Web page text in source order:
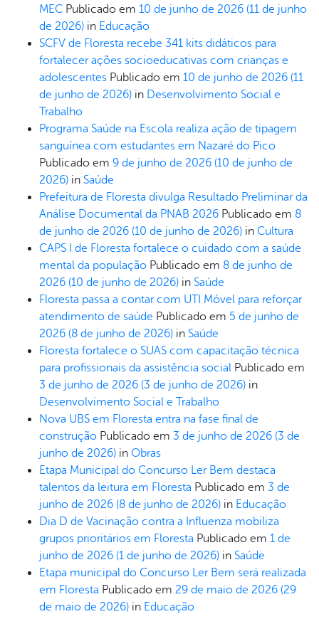
MEC Publicado em 10 de junho de 2026 (11 de junho
de 2026) in Educação
SCFV de Floresta recebe 341 kits didáticos para
fortalecer ações socioeducativas com crianças e
adolescentes Publicado em 10 de junho de 2026 (11
de junho de 2026) in Desenvolvimento Social e
Trabalho
Programa Saúde na Escola realiza ação de tipagem
sanguínea com estudantes em Nazaré do Pico
Publicado em 9 de junho de 2026 (10 de junho de
2026) in Saúde
Prefeitura de Floresta divulga Resultado Preliminar da
Análise Documental da PNAB 2026 Publicado em 8
de junho de 2026 (10 de junho de 2026) in Cultura
CAPS I de Floresta fortalece o cuidado com a saúde
mental da população Publicado em 8 de junho de
2026 (10 de junho de 2026) in Saúde
Floresta passa a contar com UTI Móvel para reforçar
atendimento de saúde Publicado em 5 de junho de
2026 (8 de junho de 2026) in Saúde
Floresta fortalece o SUAS com capacitação técnica
para profissionais da assistência social Publicado em
3 de junho de 2026 (3 de junho de 2026) in
Desenvolvimento Social e Trabalho
Nova UBS em Floresta entra na fase final de
construção Publicado em 3 de junho de 2026 (3 de
junho de 2026) in Obras
Etapa Municipal do Concurso Ler Bem destaca
talentos da leitura em Floresta Publicado em 3 de
junho de 2026 (8 de junho de 2026) in Educação
Dia D de Vacinação contra a Influenza mobiliza
grupos prioritários em Floresta Publicado em 1 de
junho de 2026 (1 de junho de 2026) in Saúde
Etapa municipal do Concurso Ler Bem será realizada
em Floresta Publicado em 29 de maio de 2026 (29
de maio de 2026) in Educação